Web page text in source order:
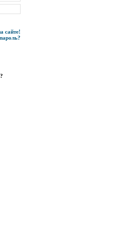
сайте!